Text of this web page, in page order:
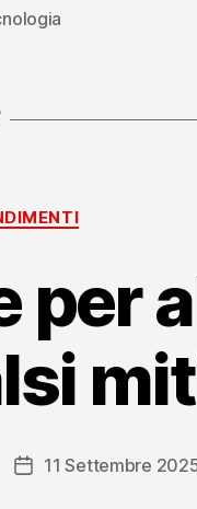
2025”
per
Data11 Settembre